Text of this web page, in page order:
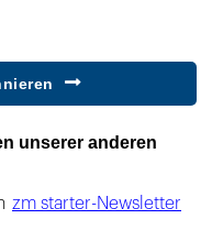
unserer anderen
zm starter-Newsletter